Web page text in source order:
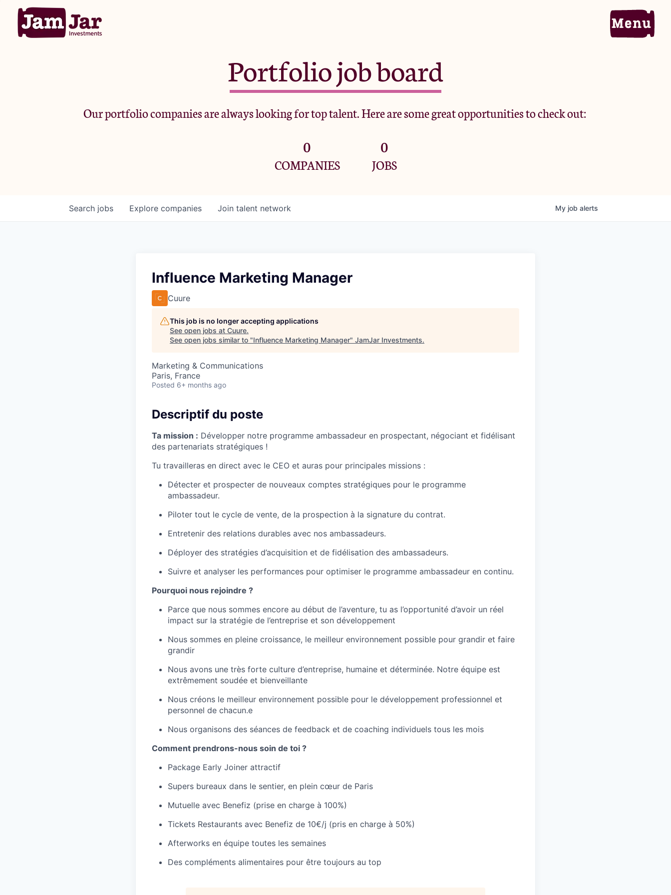
Portfolio
Criteria
Portfolio job board
Our portfolio companies are always looking for top talent. Here are some great opportunities to check out:
0
COMPANIES
0
JOBS
Search jobs Explore companies Join talent network My job alerts
Influence Marketing Manager
Cuure
This job is no longer accepting applications
See open jobs at Cuure.
See open jobs similar to "Influence Marketing Manager" JamJar Investments.
Marketing & Communications
Paris, France
Posted 6+ months ago
Descriptif du poste
Ta mission : Développer notre programme ambassadeur en prospectant, négociant et fidélisant
des partenariats stratégiques !
Tu travailleras en direct avec le CEO et auras pour principales missions :
Détecter et prospecter de nouveaux comptes stratégiques pour le programme
ambassadeur.
Piloter tout le cycle de vente, de la prospection à la signature du contrat.
Entretenir des relations durables avec nos ambassadeurs.
Déployer des stratégies d’acquisition et de fidélisation des ambassadeurs.
Suivre et analyser les performances pour optimiser le programme ambassadeur en continu.
Pourquoi nous rejoindre ?
Parce que nous sommes encore au début de l’aventure, tu as l’opportunité d’avoir un réel
impact sur la stratégie de l’entreprise et son développement
Nous sommes en pleine croissance, le meilleur environnement possible pour grandir et faire
grandir
Nous avons une très forte culture d’entreprise, humaine et déterminée. Notre équipe est
extrêmement soudée et bienveillante
Nous créons le meilleur environnement possible pour le développement professionnel et
personnel de chacun.e
Nous organisons des séances de feedback et de coaching individuels tous les mois
Comment prendrons-nous soin de toi ?
Package Early Joiner attractif
Supers bureaux dans le sentier, en plein cœur de Paris
Mutuelle avec Benefiz (prise en charge à 100%)
Tickets Restaurants avec Benefiz de 10€/j (pris en charge à 50%)
Afterworks en équipe toutes les semaines
Des compléments alimentaires pour être toujours au top